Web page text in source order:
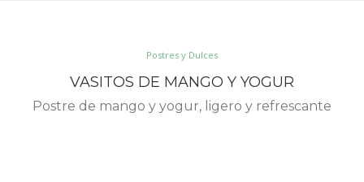
Postres y Dulces
VASITOS DE MANGO Y YOGUR
Postre de mango y yogur, ligero y refrescante